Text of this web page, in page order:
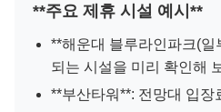
**주요 제휴 시설 예시**
**해운대 블루라인파크(일
되는 시설을 미리 확인해
**부산타워**: 전망대 입장